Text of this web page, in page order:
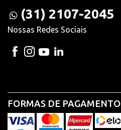
(31) 2107-2045
Nossas Redes Sociais
FORMAS DE PAGAMENTO